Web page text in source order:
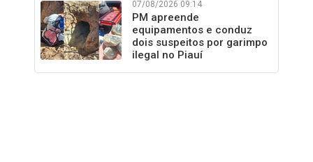
07/08/2026 09:14
PM apreende
equipamentos e conduz
dois suspeitos por garimpo
ilegal no Piauí